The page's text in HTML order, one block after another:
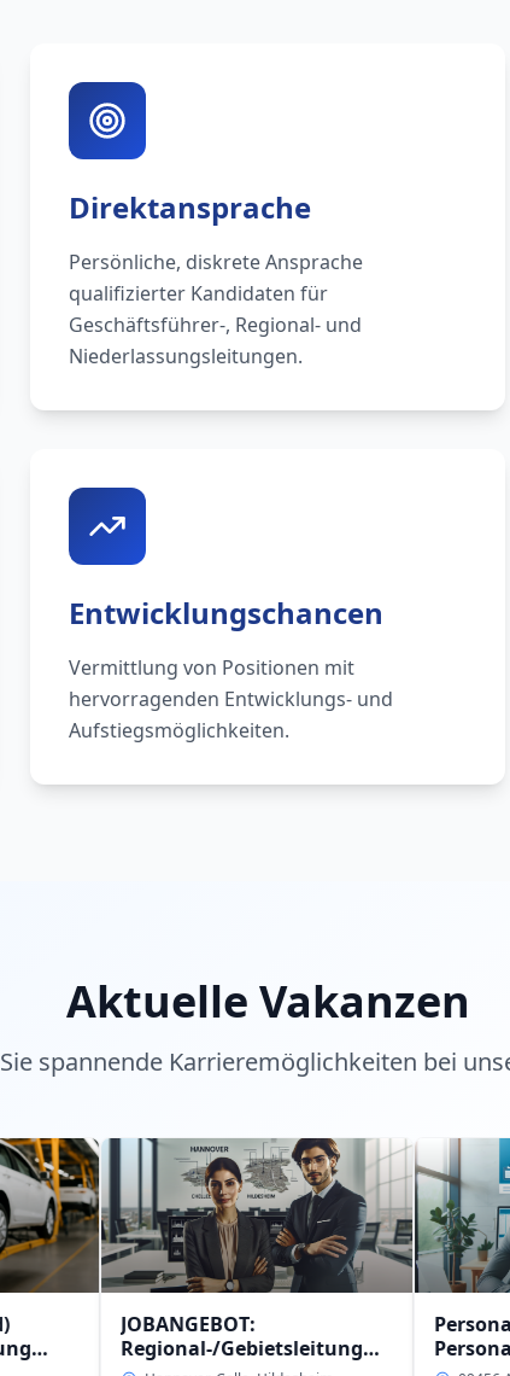
Direktansprache
Persönliche, diskrete Ansprache
qualifizierter Kandidaten für
Geschäftsführer-, Regional- und
Niederlassungsleitungen.
Entwicklungschancen
Vermittlung von Positionen mit
hervorragenden Entwicklungs- und
Aufstiegsmöglichkeiten.
Aktuelle Vakanzen
spannende Karrieremöglichkeiten bei
JOBANGEBOT:
Regional-/Gebietsleitung
Personalberater